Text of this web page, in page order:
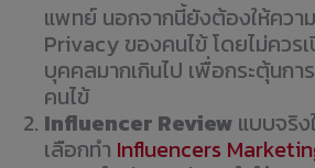
แพทย์ นอกจากนี้ยังต้องให้คว
Privacy ของคนไข้ โดยไม่ควร
บุคคลมากเกินไป เพื่อกระตุ้นก
คนไข้
Influencer Review แบบจริง
เลือกทำ Influencers